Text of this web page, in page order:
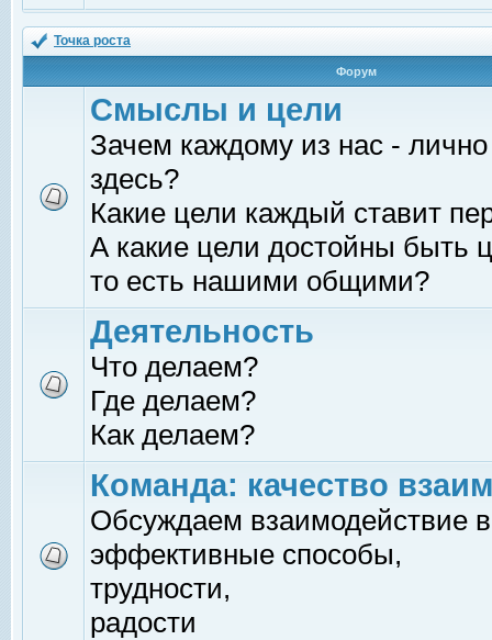
Точка роста
Форум
Смыслы и цели
Зачем каждому из нас -
здесь?
Какие цели каждый ставит
А какие цели достойны быть
то есть нашими общими?
Деятельность
Что делаем?
Где делаем?
Как делаем?
Команда: качество
Обсуждаем взаимодействие
эффективные способы,
трудности,
радости